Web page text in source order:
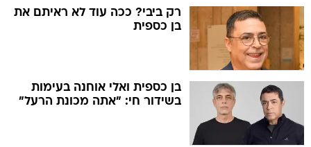
רק ביבי? ככה עוד לא ראיתם את
בן כספית
בן כספית ואלי אוחנה בעימות
בשידור חי: "אתה מכונת הרעל"